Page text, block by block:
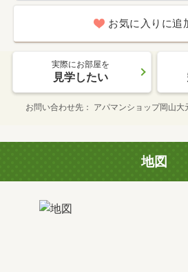
お気に入りに追
実際にお部屋を
見学したい
お問い合わせ先 アパマンショップ岡山
地図